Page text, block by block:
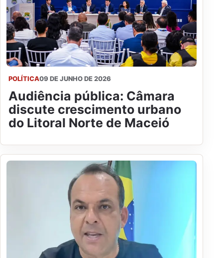
POLÍTICA09 DE JUNHO DE 2026
Audiência pública: Câmara
discute crescimento urbano
do Litoral Norte de Maceió